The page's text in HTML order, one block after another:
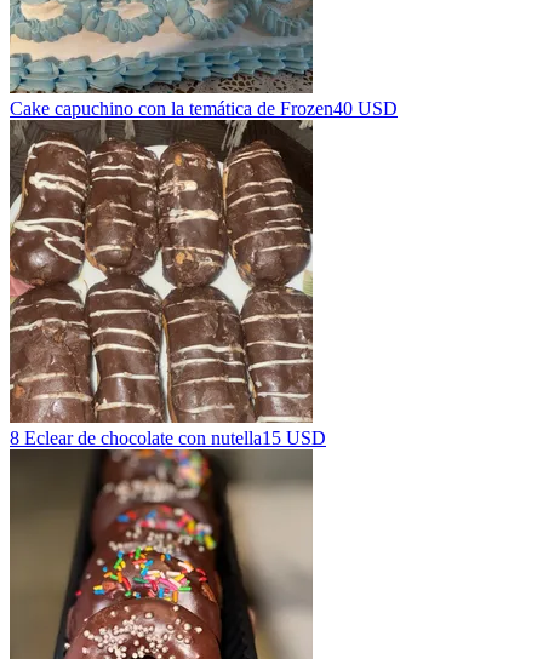
Cake capuchino con la temática de Frozen40 USD
8 Eclear de chocolate con nutella15 USD